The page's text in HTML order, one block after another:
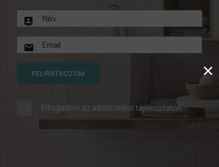
FELIRATKOZOM
Elfogadom az adatezelési tájékoztatót
×